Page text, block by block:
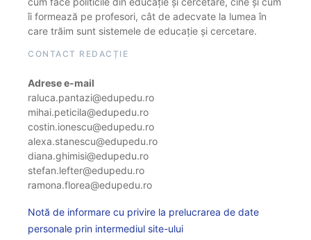
îi formează pe profesori, cât de adecvate la lumea în
care trăim sunt sistemele de educație și cercetare.
CONTACT REDACȚIE
Adrese e-mail
raluca.pantazi@edupedu.ro
mihai.peticila@edupedu.ro
costin.ionescu@edupedu.ro
alexa.stanescu@edupedu.ro
diana.ghimisi@edupedu.ro
stefan.lefter@edupedu.ro
ramona.florea@edupedu.ro
Notă de informare cu privire la prelucrarea de date
personale prin intermediul site-ului